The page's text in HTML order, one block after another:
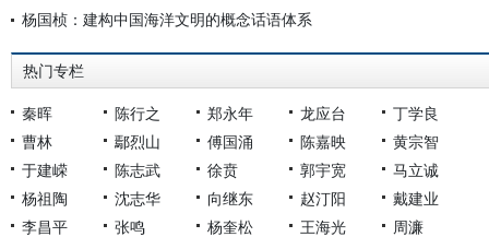
杨国桢：建构中国海洋文明的概念话语体系
热门专栏
秦晖 陈行之 郑永年 龙应台
丁学良
曹林
鄢烈山 傅国涌 陈嘉映
黄宗智
于建嵘
陈志武 徐贲 郭宇宽
马立诚
杨祖陶
沈志华 向继东 赵汀阳
戴建业
李昌平
张鸣 杨奎松 王海光 周濂